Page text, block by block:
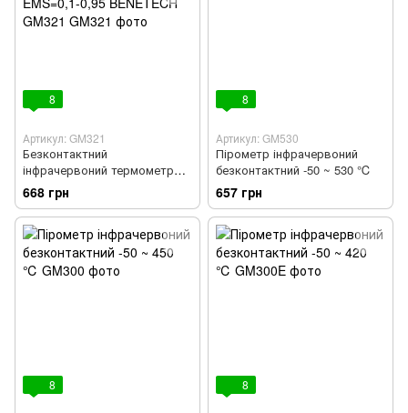
8
Артикул: GM321
Безконтактний
інфрачервоний термометр
(пірометр) -50-400°C, 12:1,
EMS=0,1-0,95 BENETECH
GM321
668 грн
8
Артикул: GM530
Пірометр інфрачервоний
безконтактний -50 ~ 530 ℃
657 грн
8 8